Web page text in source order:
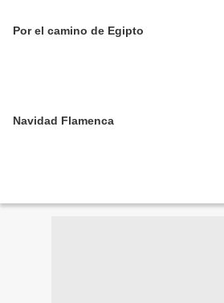
Por el camino de Egipto
Navidad Flamenca